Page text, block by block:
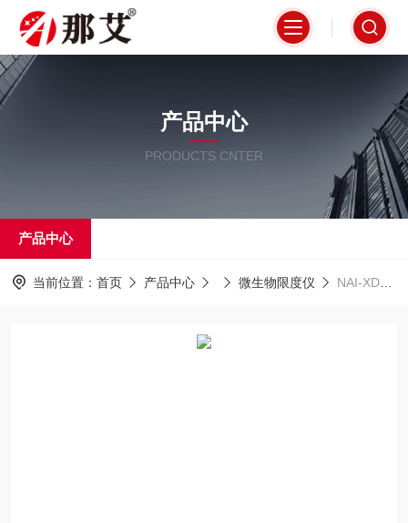
产品中心
PRODUCTS CNTER
产品中心
当前位置： 首页 产品中心 微生物限度仪 NAI-XDY-3P纯化水微生物限度,微型静音气液混合泵